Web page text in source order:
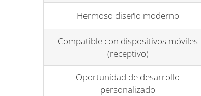
Hermoso diseño moderno
Compatible con dispositivos móviles
(receptivo)
Oportunidad de desarrollo
personalizado